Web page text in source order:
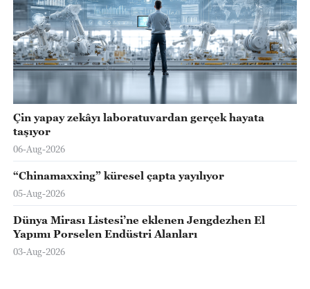
Çin yapay zekâyı laboratuvardan gerçek hayata
taşıyor
06-Aug-2026
“Chinamaxxing” küresel çapta yayılıyor
05-Aug-2026
Dünya Mirası Listesi’ne eklenen Jengdezhen El
Yapımı Porselen Endüstri Alanları
03-Aug-2026